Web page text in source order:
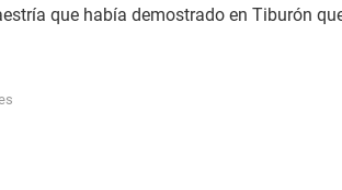
que había demostrado en Tiburón
peli con la escena más icónica de este
cinéfilos. Si, esta es una declaración, te
los dinosaurios mega realis